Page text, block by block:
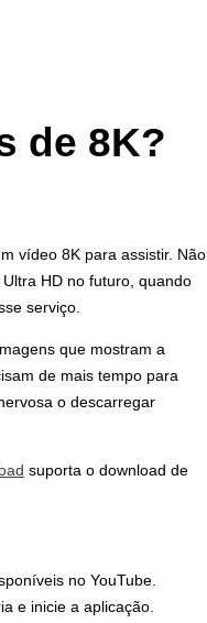
de 8K?
vídeo 8K para assistir. Não
HD no futuro, quando
serviço.
que mostram a
de mais tempo para
o descarregar
suporta o download de
no YouTube.
e inicie a aplicação.